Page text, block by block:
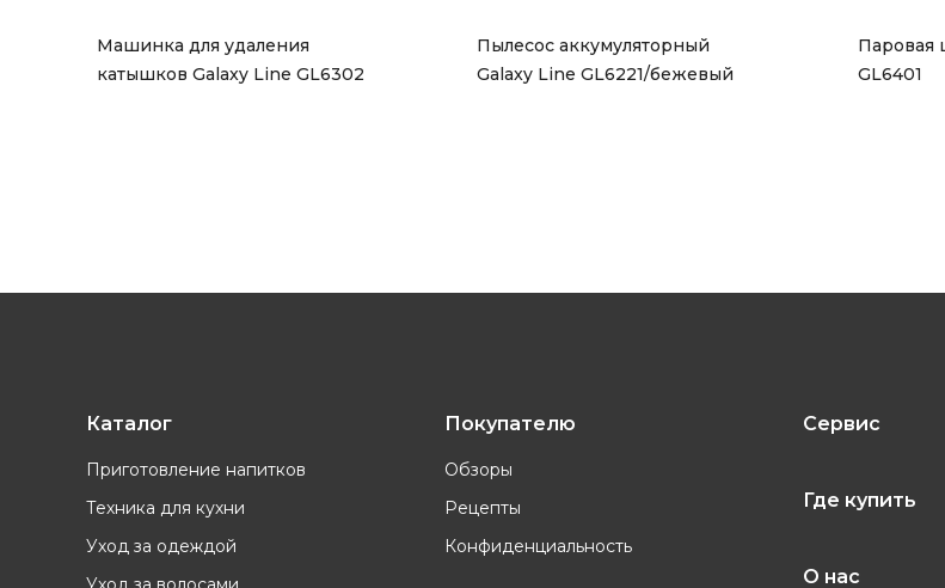
Машинка для удаления
катышков Galaxy Line GL6302
Пылесос аккумуляторный
Galaxy Line GL6221/бежевый
Паровая
GL6401
Каталог
Приготовление напитков
Техника для кухни
Уход за одеждой
Покупателю
Обзоры
Рецепты
Конфиденциальность
Сервис
Где купить
О нас